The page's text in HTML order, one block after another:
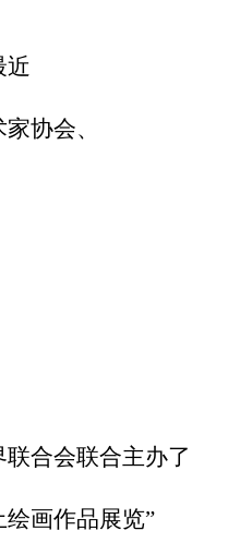
近
协会、
联合会联合主办了
绘画作品展览”